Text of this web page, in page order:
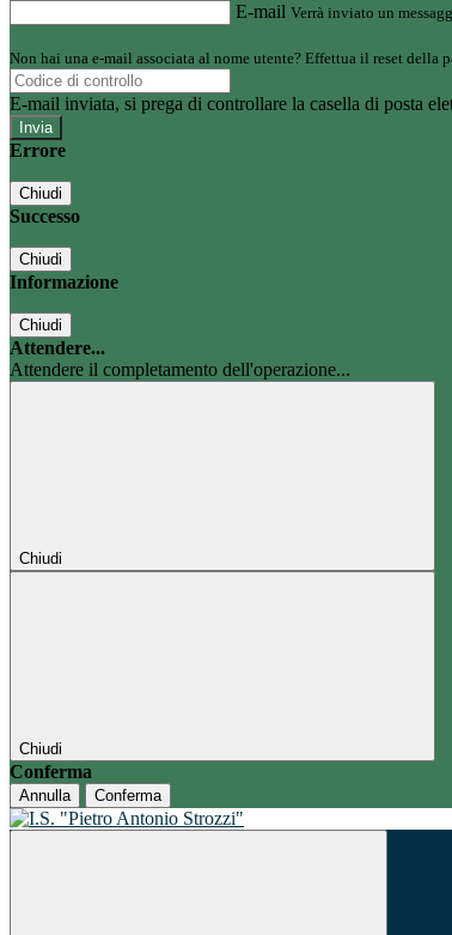
E-mail Verrà inviato un
Non hai una e-mail associata al nome utente? Effettua il reset della
E-mail inviata, si prega di controllare la casella di posta
Errore
Chiudi
Successo
Chiudi
Informazione
Chiudi
Attendere...
Attendere il completamento dell'operazione...
Chiudi
Chiudi
Conferma
Annulla Conferma